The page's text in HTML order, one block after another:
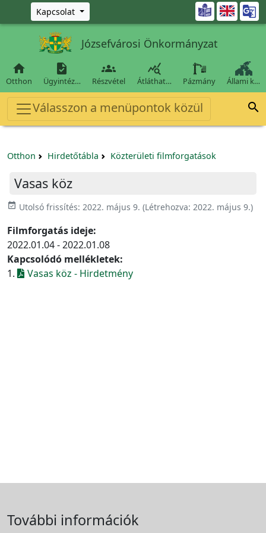
Ugrás a fő tartalomra
Kapcsolat 
Józsefvárosi Önkormányzat

Otthon

Ügyintéz…

Részvétel

Átláthat… Pázmány Állami k…
Válasszon a menüpontok közül 
Otthon Hirdetőtábla Közterületi filmforgatások
Vasas köz
event_available Utolsó frissítés: 2022. május 9. (Létrehozva: 2022. május 9.)
Filmforgatás ideje:
2022.01.04 - 2022.01.08
Kapcsolódó mellékletek:
1.
Vasas köz - Hirdetmény
További információk